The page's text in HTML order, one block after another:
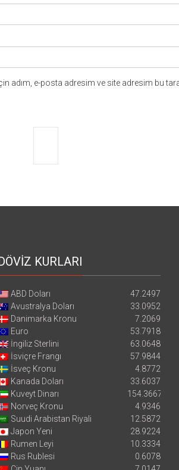
adım, e-posta adresim ve site adresim bu
KURLARI
ABD Doları
47.2497
Avustralya Doları
33.0952
Danimarka Kronu
7.2069
Euro
53.7918
İngiliz Sterlini
63.0648
İsviçre Frangı
57.9844
İsveç Kronu
4.8772
Kanada Doları
33.6037
Kuveyt Dinarı
154.3667
Norveç Kronu
4.9346
Suudi Arabistan Riyali
12.5872
Japon Yeni
28.9224
Rumen Leyi
10.3334
Rus Rublesi
0.6078